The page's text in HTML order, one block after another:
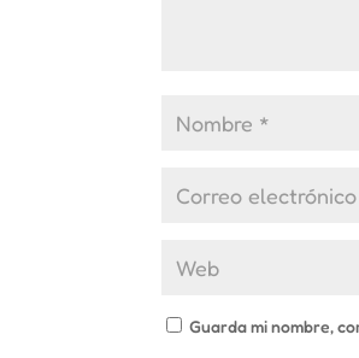
Guarda mi nombre,